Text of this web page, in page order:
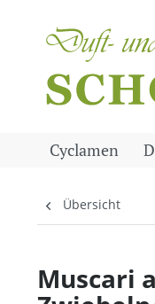
Cyclamen
Übersicht
Muscari